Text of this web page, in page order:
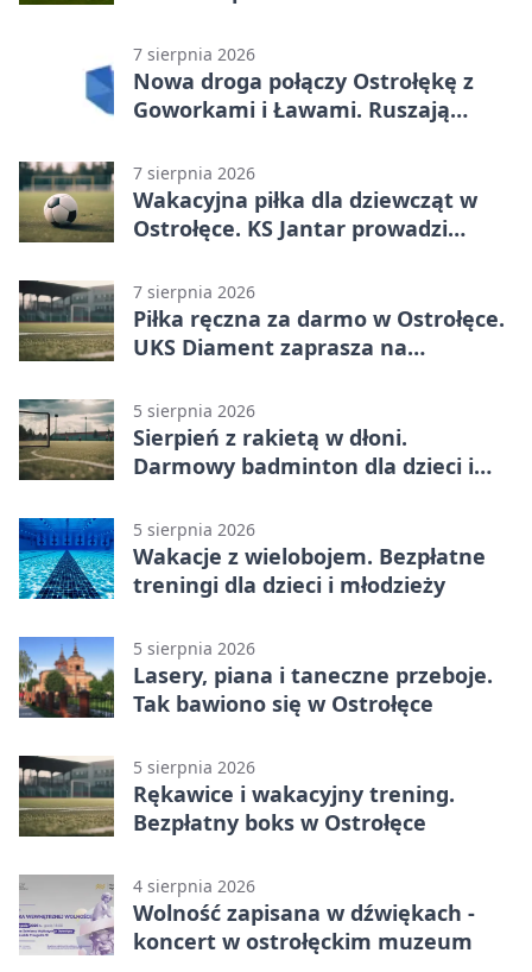
7 sierpnia 2026
Nowa droga połączy Ostrołękę z
Goworkami i Ławami. Ruszają
7 sierpnia 2026
Wakacyjna piłka dla dziewcząt w
Ostrołęce. KS Jantar prowadzi
7 sierpnia 2026
Piłka ręczna za darmo w Ostrołęce.
UKS Diament zaprasza na
5 sierpnia 2026
Sierpień z rakietą w dłoni.
Darmowy badminton dla dzieci i
5 sierpnia 2026
Wakacje z wielobojem. Bezpłatne
treningi dla dzieci i młodzieży
5 sierpnia 2026
Lasery, piana i taneczne przeboje.
Tak bawiono się w Ostrołęce
5 sierpnia 2026
Rękawice i wakacyjny trening.
Bezpłatny boks w Ostrołęce
4 sierpnia 2026
Wolność zapisana w dźwiękach -
koncert w ostrołęckim muzeum